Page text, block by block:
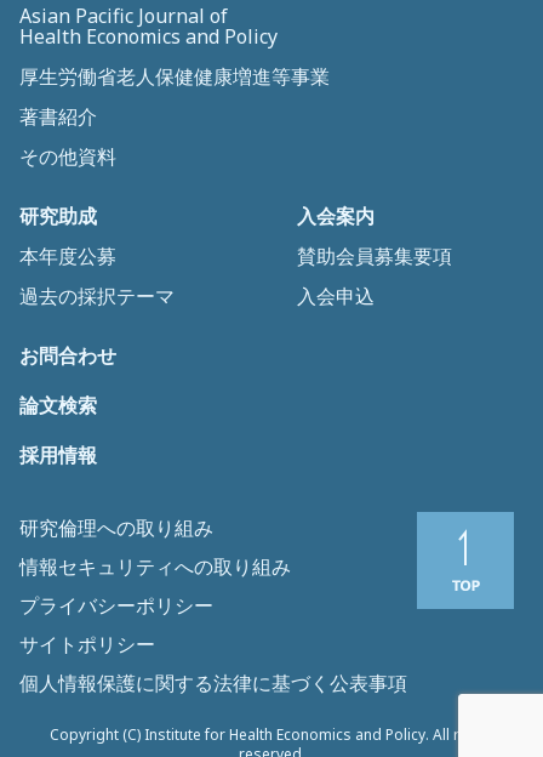
Asian Pacific Journal of
Health Economics and Policy
厚生労働省老人保健健康増進等事業
著書紹介
その他資料
研究助成
本年度公募
過去の採択テーマ
入会案内
賛助会員募集要項
入会申込
お問合わせ
論文検索
採用情報
研究倫理への取り組み
情報セキュリティへの取り組み
プライバシーポリシー
サイトポリシー
個人情報保護に関する法律に基づく公表事項
Copyright (C) Institute for Health Economics and Policy. All rights